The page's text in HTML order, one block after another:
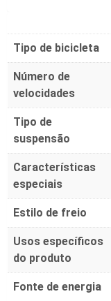
Tipo de bicicleta
Número de
velocidades
Tipo de
suspensão
Características
especiais
Estilo de freio
Usos específicos
do produto
Fonte de energia